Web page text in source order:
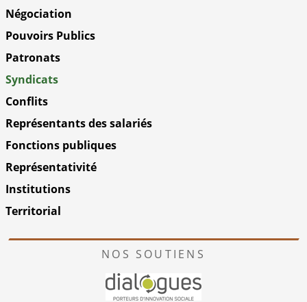
Négociation
Pouvoirs Publics
Patronats
Syndicats
Conflits
Représentants des salariés
Fonctions publiques
Représentativité
Institutions
Territorial
NOS SOUTIENS